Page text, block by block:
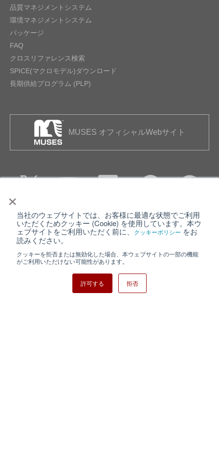
×
当社のウェブサイトでは、お客様に最適な状態でご利用
いただくためクッキー (Cookie) を使用しています。本ウ
ェブサイトをご利用いただく前に、
クッキーポリシー をお
読みください。
クッキーを拒否または無効化した場合、本ウェブサイトの一部の機能
がご利用いただけない可能性があります。
許可する 拒否
品質マネジメントシステム
環境マネジメントシステム
パッケージ
FAQ
クロスリファレンス検索
SPICE(マクロモデル)ダウンロード
長期供給プログラム (PLP)
MUSES オフィシャルWebサイト
個人情報保護について ウェブサイト利用規約
クッキーポリシー
日清紡ホールディングス
Copyright ⓒ Nisshinbo Micro Devices Inc. All Rights Reserved.